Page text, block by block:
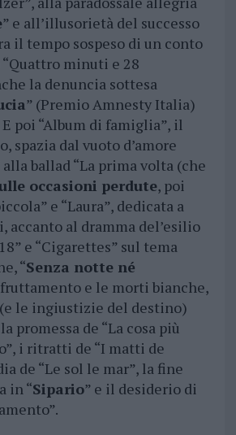
” e all’illusorietà del successo
il tempo sospeso di un conto
minuti e 28
la denuncia sottesa
” (Premio Amnesty Italia)
poi “Album di famiglia”, il
spazia dal vuoto d’amore
ballad “La prima volta (che
occasioni perdute, poi
e “Laura”, dedicata a
accanto al dramma del’esilio
e “Cigarettes” sul tema
“Senza notte né
e le morti bianche,
le ingiustizie del destino)
promessa de “La cosa più
i ritratti de “I matti de
de “Le sol le mar”, la fine
in “Sipario” e il desiderio di